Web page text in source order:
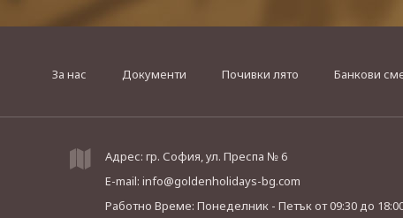
За нас Документи Почивки лято Банкови
Адрес: гр. София, ул. Преспа № 6
E-mail: info@goldenholidays-bg.com
Работно Време: Понеделник - Петъкот 09:30 до